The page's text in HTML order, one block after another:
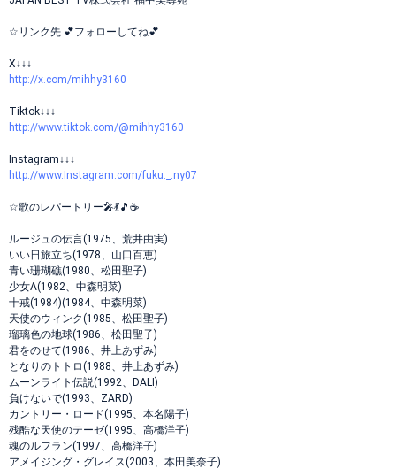
☆リンク先 💕︎フォローしてね💕︎
X↓↓↓
http://x.com/mihhy3160
Tiktok↓↓↓
http://www.tiktok.com/@mihhy3160
Instagram↓↓↓
http://www.Instagram.com/fuku._.ny07
☆歌のレパートリー🎤💃🎵☕
ルージュの伝言(1975、荒井由実)
いい日旅立ち(1978、山口百恵)
青い珊瑚礁(1980、松田聖子)
少女A(1982、中森明菜)
十戒(1984)(1984、中森明菜)
天使のウィンク(1985、松田聖子)
瑠璃色の地球(1986、松田聖子)
君をのせて(1986、井上あずみ)
となりのトトロ(1988、井上あずみ)
ムーンライト伝説(1992、DALI)
負けないで(1993、ZARD)
カントリー・ロード(1995、本名陽子)
残酷な天使のテーゼ(1995、高橋洋子)
魂のルフラン(1997、高橋洋子)
アメイジング・グレイス(2003、本田美奈子)